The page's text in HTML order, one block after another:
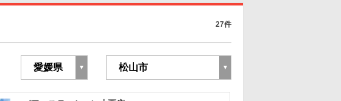
27件